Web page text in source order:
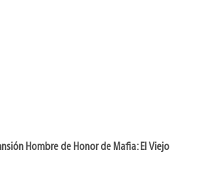
Hombre de Honor de Mafia: El Viejo